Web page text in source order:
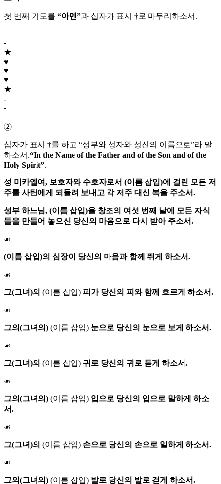
첫 번째 기도를 “아멘”과 십자가 표시 †로 마무리하소서.
-
-
★
♥
♥
♥
★
-
-
➁
십자가 표시 †를 하고 “성부와 성자와 성신의 이름으로”라 말
하소서.“In the Name of the Father and of the Son and of the
Holy Spirit”.
성 미카엘여, 보호자와 수호자로서 (이름 삽입)에 걸린 모든 저
주를 사탄에게 되돌려 보내고 각 저주 대신 복을 주소서.
성부 하느님, (이름 삽입)을 창조의 여섯 번째 날에 모든 자식
들을 만들어 놓으신 당신의 마음으로 다시 받아 주소서.
☙
(이름 삽입)의 심장이 당신의 마음과 함께 뛰게 하소서.
☙
그(그녀)의 (이름 삽입) 피가 당신의 피와 함께 흐르게 하소서.
☙
그의(그녀의) (이름 삽입) 눈으로 당신의 눈으로 보게 하소서.
☙
그(그녀)의 (이름 삽입) 귀로 당신의 귀로 듣게 하소서.
☙
그의(그녀의) (이름 삽입) 입으로 당신의 입으로 말하게 하소
서.
☙
그(그녀)의 (이름 삽입) 손으로 당신의 손으로 일하게 하소서.
☙
그의(그녀의) (이름 삽입) 발로 당신의 발로 걷게 하소서.